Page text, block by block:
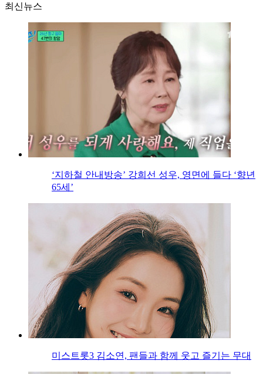
최신뉴스
‘지하철 안내방송’ 강희선 성우, 영면에 들다 ‘향년
65세’
미스트롯3 김소연, 팬들과 함께 웃고 즐기는 무대